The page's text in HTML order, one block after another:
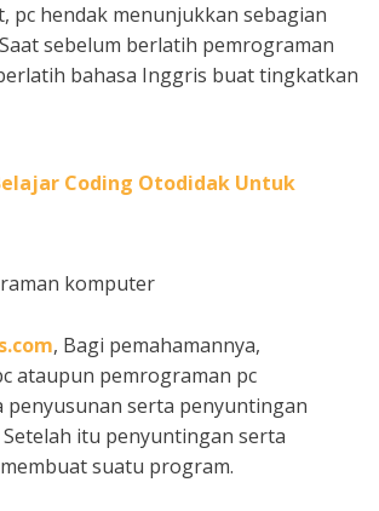
pc hendak menunjukkan sebagian
sebelum berlatih pemrograman
bahasa Inggris buat tingkatkan
Coding Otodidak Untuk
komputer
, Bagi pemahamannya,
ataupun pemrograman pc
penyusunan serta penyuntingan
itu penyuntingan serta
suatu program.